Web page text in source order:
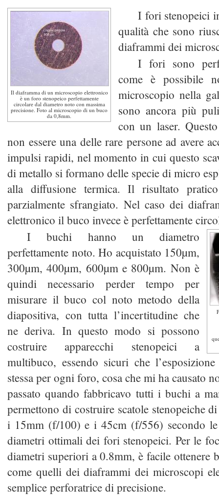
Il diaframma di un microscopio elettronico
è un foro stenopeico perfettamente
circolare dal diametro noto con massima
precisione. Foto al microscopio di un buco
da 0,8mm.
I fori stenopeici
qualità che sono
diaframmi dei
I fori sono
come è possibile
microscopio nella
sono ancora più
con un laser.
non essere una delle rare persone ad avere
impulsi rapidi, nel momento in cui questo
di metallo si formano delle specie di micro
alla diffusione termica. Il risultato
parzialmente sfrangiato. Nel caso dei
elettronico il buco invece è perfettamente
I buchi hanno un diametro
perfettamente noto. Ho acquistato 150µm,
300µm, 400µm, 600µm e 800µm. Non è
quindi necessario perder tempo per
misurare il buco col noto metodo della
diapositiva, con tutta l’incertitudine che
ne deriva. In questo modo si possono
costruire apparecchi stenopeici a
multibuco, essendo sicuri che
stessa per ogni foro, cosa che mi ha causato
passato quando fabbricavo tutti i buchi a
permettono di costruire scatole stenopeiche
i 15mm (f/100) e i 45cm (f/556) secondo le
diametri ottimali dei fori stenopeici. Per le
diametri superiori a 0.8mm, è facile ottenere
come quelli dei diaframmi dei microscopi
semplice perforatrice di precisione.